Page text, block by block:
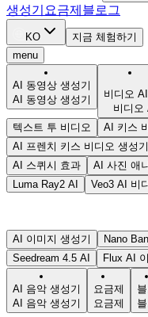
생성기 요금제 블로그
KO
지금 체험하기
menu
AI 동영상 생성기
AI 동영상 생성기
비디오 AI
비디오
텍스트 투 비디오
AI 키스
AI 프렌치 키스 비디오 생성기
AI 스퀴시 효과
AI 사진 애
Luma Ray2 AI
Veo3 AI 비
AI 이미지 생성기
Nano
Seedream 4.5 AI
Flux AI
AI 음악 생성기
AI 음악 생성기
요금제
요금제